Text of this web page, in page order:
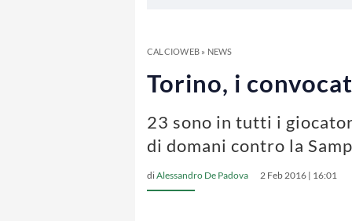
CALCIOWEB» NEWS
Torino, i
23 sono in tutti i
di domani contro la
diAlessandro De Padova 2 Feb 2016 | 16:01